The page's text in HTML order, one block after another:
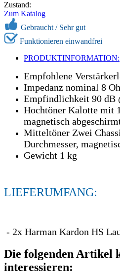
Zustand:
Zum Katalog
Gebraucht / Sehr gut
Funktionieren einwandfrei
PRODUKTINFORMATION:
Empfohlene
Impedanz nominal 8
Empfindlichkeit 90 dB
Hochtöner Kalotte mit
magnetisch
Mitteltöner Zwei
Durchmesser,
Gewicht 1 kg
LIEFERUMFANG:
- 2x Harman Kardon HS
Die folgenden Artikel
interessieren: